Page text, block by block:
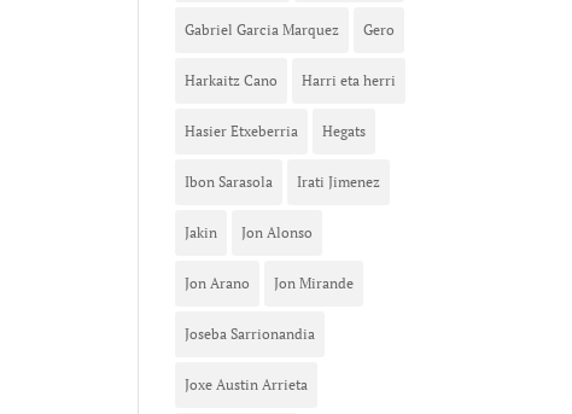
Gabriel Garcia Marquez Gero
Harkaitz Cano Harri eta herri
Hasier Etxeberria Hegats
Ibon Sarasola Irati Jimenez
Jakin Jon Alonso
Jon Arano Jon Mirande
Joseba Sarrionandia
Joxe Austin Arrieta